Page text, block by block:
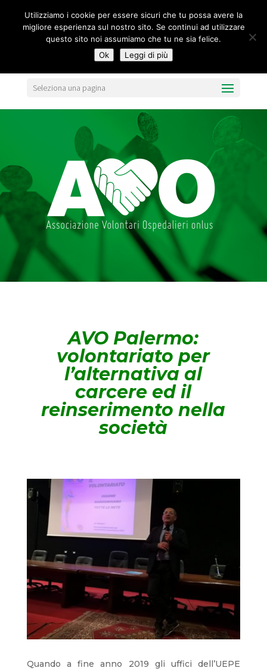
Seleziona una pagina
AVO Palermo:
volontariato per
l’alternativa al
carcere ed il
reinserimento nella
società
Quando a fine anno 2019 gli uffici dell’UEPE
Utilizziamo i cookie per essere sicuri che tu possa avere la
migliore esperienza sul nostro sito. Se continui ad utilizzare
questo sito noi assumiamo che tu ne sia felice.
Ok
Leggi di più